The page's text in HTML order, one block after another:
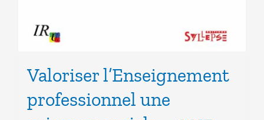
Valoriser l’Enseignement
professionnel une